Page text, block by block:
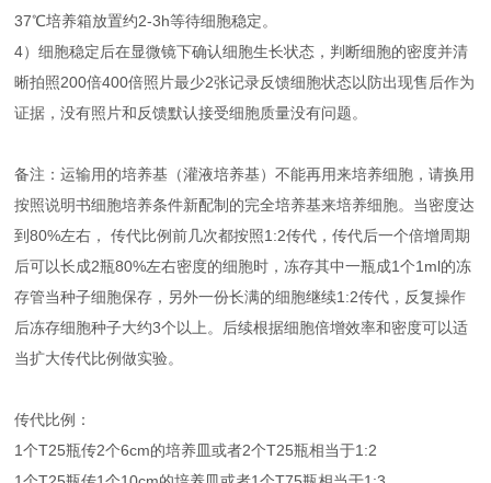
37℃培养箱放置约2-3h等待细胞稳定。
4）细胞稳定后在显微镜下确认细胞生长状态，判断细胞的密度并清
晰拍照200倍400倍照片最少2张记录反馈细胞状态以防出现售后作为
证据，没有照片和反馈默认接受细胞质量没有问题。
备注：运输用的培养基（灌液培养基）不能再用来培养细胞，请换用
按照说明书细胞培养条件新配制的完全培养基来培养细胞。当密度达
到80%左右， 传代比例前几次都按照1:2传代，传代后一个倍增周期
后可以长成2瓶80%左右密度的细胞时，冻存其中一瓶成1个1ml的冻
存管当种子细胞保存，另外一份长满的细胞继续1:2传代，反复操作
后冻存细胞种子大约3个以上。后续根据细胞倍增效率和密度可以适
当扩大传代比例做实验。
传代比例：
1个T25瓶传2个6cm的培养皿或者2个T25瓶相当于1:2